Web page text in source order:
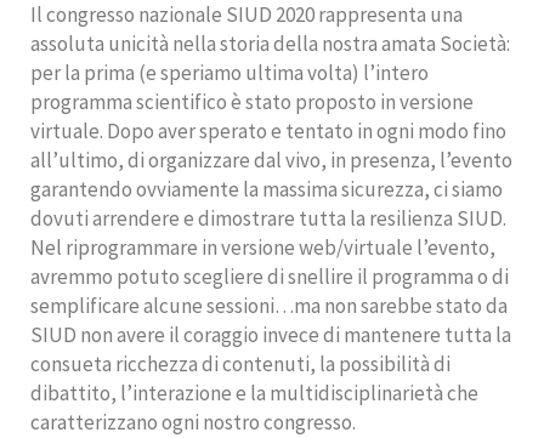
Il congresso nazionale SIUD 2020 rappresenta una
assoluta unicità nella storia della nostra amata Società:
per la prima (e speriamo ultima volta) l’intero
programma scientifico è stato proposto in versione
virtuale. Dopo aver sperato e tentato in ogni modo fino
all’ultimo, di organizzare dal vivo, in presenza, l’evento
garantendo ovviamente la massima sicurezza, ci siamo
dovuti arrendere e dimostrare tutta la resilienza SIUD.
Nel riprogrammare in versione web/virtuale l’evento,
avremmo potuto scegliere di snellire il programma o di
semplificare alcune sessioni…ma non sarebbe stato da
SIUD non avere il coraggio invece di mantenere tutta la
consueta ricchezza di contenuti, la possibilità di
dibattito, l’interazione e la multidisciplinarietà che
caratterizzano ogni nostro congresso.